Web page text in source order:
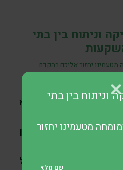
וניתוח בין בתי
מטעמינו יחזור אליכם בהקדם
וניתוח בין בתי
מטעמינו יחזור